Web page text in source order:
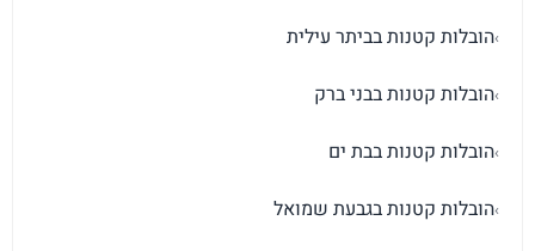
›הובלות קטנות בביתר עילית
›הובלות קטנות בבני ברק
›הובלות קטנות בבת ים
›הובלות קטנות בגבעת שמואל